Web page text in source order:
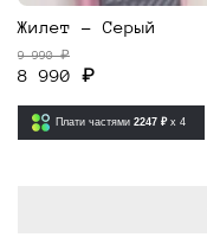
Жилет - Серый
9 990 ₽
8 990 ₽
Плати частями 2247 ₽ x 4